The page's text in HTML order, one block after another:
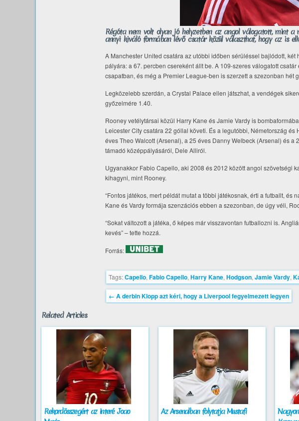
Régóta nem volt olyan jó helyzetben az angol válogatott, mint
annyi kiváló formában lévő csatár közül választhat, hogy az is
A Manchester United csatára az utóbbi időben sérüléssel bajlódott,
pályára: a 67. percben csereként állt be. A 109-szeres válogatott
csapatban, és még a Premier League-ben is szerzett a szezonban hét
Legközelebb szerdán, a Crystal Palace ellen játszhat, a vendégek
győzelmére 1.40.
Rooney vetélytársai közül Harry Kane és Jamie Vardy is
Leicester City csatára 22 góllal követi. És a legutóbbi, Németország
éves Theo Walcott (Arsenal), a 25 éves Danny Welbeck (Arsenal) és
támadó középpályásáról, Dele Alliról.
Ugyanakkor Fabio Capello, aki 2008 és 2012 között angol szövetségi
kihagyni, mint Rooney.
“Fontos játékos, mert példát mutat a többi játékosnak, érti a futballt,
Kane és Vardy formája szenzációs ebben a szezonban, de úgy véli,
“Sokat változott a játéka, ő képes már visszavontan futballozni is.
kevés” – tette hozzá.
Forrás:
Tags:Capello, Fabio Capello, Harry Kane, Hodgson, Jamie Vardy,
← A derbin Klopp azt kéri, hogy a Liverpool fegyelmezett legyen
Related Articles
Rekordösszegért az Interé Joao
Az Arsenalban folytatja Mustafi